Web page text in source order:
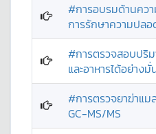
#การอบรมด้านคว
การรักษาความปล
#การตรวจสอบปริ
และอาหารได้อย่างมั่
#การตรวจยาฆ่าแม
GC-MS/MS